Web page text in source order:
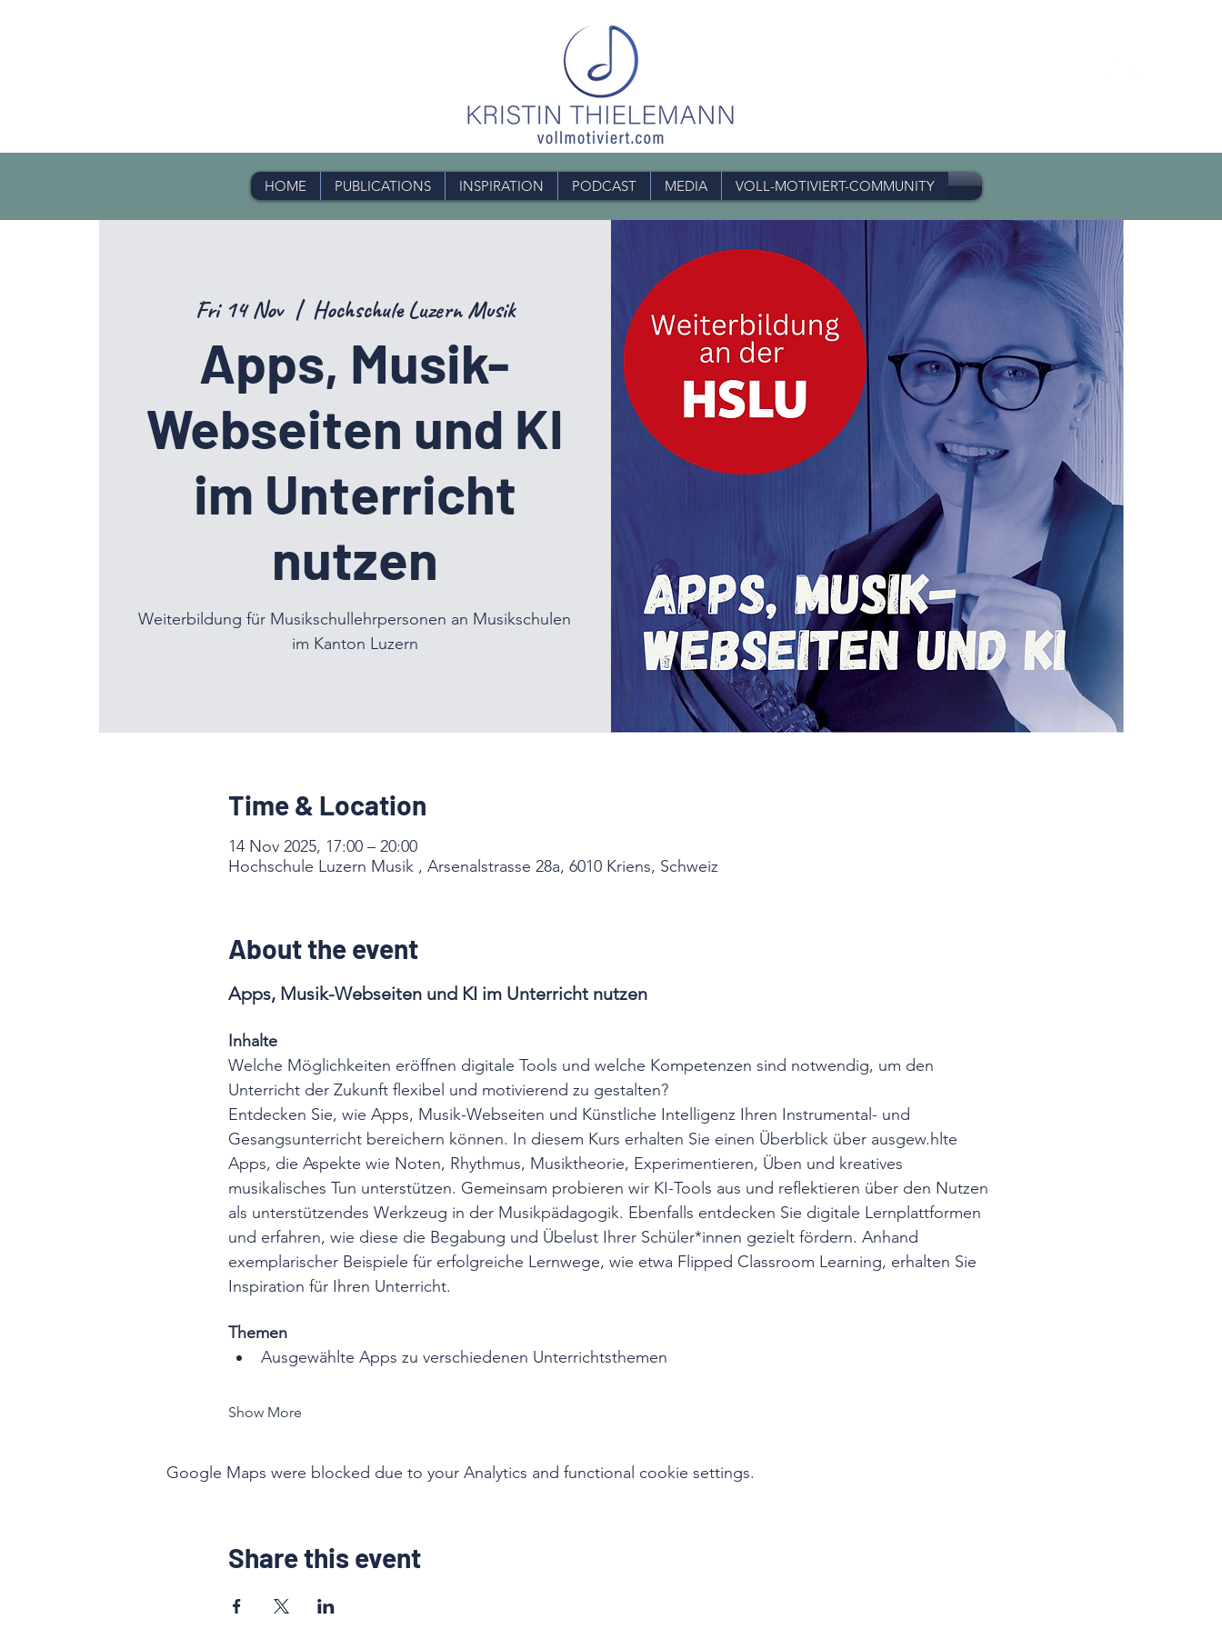
HOME PUBLICATIONS INSPIRATION PODCAST MEDIA VOLL-MOTIVIERT-COMMUNITY
Fri 14 Nov
  |
Hochschule Luzern Musik
Apps, Musik-
Webseiten und KI
im Unterricht
nutzen
Weiterbildung für Musikschullehrpersonen an Musikschulen
im Kanton Luzern
Time & Location
14 Nov 2025, 17:00 – 20:00
Hochschule Luzern Musik , Arsenalstrasse 28a, 6010 Kriens, Schweiz
About the event
Apps, Musik-Webseiten und KI im Unterricht nutzen
Inhalte
Welche Möglichkeiten eröffnen digitale Tools und welche Kompetenzen sind notwendig, um den
Unterricht der Zukunft flexibel und motivierend zu gestalten?
Entdecken Sie, wie Apps, Musik-Webseiten und Künstliche Intelligenz Ihren Instrumental- und
Gesangsunterricht bereichern können. In diesem Kurs erhalten Sie einen Überblick über ausgew.hlte
Apps, die Aspekte wie Noten, Rhythmus, Musiktheorie, Experimentieren, Üben und kreatives
musikalisches Tun unterstützen. Gemeinsam probieren wir KI-Tools aus und reflektieren über den Nutzen
als unterstützendes Werkzeug in der Musikpädagogik. Ebenfalls entdecken Sie digitale Lernplattformen
und erfahren, wie diese die Begabung und Übelust Ihrer Schüler*innen gezielt fördern. Anhand
exemplarischer Beispiele für erfolgreiche Lernwege, wie etwa Flipped Classroom Learning, erhalten Sie
Inspiration für Ihren Unterricht.
Themen
Ausgewählte Apps zu verschiedenen Unterrichtsthemen
Show More
Google Maps were blocked due to your Analytics and functional cookie settings.
Share this event